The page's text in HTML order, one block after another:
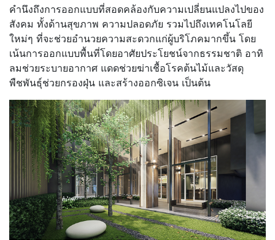
คำนึงถึงการออกแบบที่สอดคล้องกับความเปลี่ยนแปลงไปของ
สังคม ทั้งด้านสุขภาพ ความปลอดภัย รวมไปถึงเทคโนโลยี
ใหม่ๆ ที่จะช่วยอำนวยความสะดวกแก่ผู้บริโภคมากขึ้น โดย
เน้นการออกแบบพื้นที่โดยอาศัยประโยชน์จากธรรมชาติ อาทิ
ลมช่วยระบายอากาศ แดดช่วยฆ่าเชื้อโรคต้นไม้และวัสดุ
พืชพันธุ์ช่วยกรองฝุ่น และสร้างออกซิเจน เป็นต้น